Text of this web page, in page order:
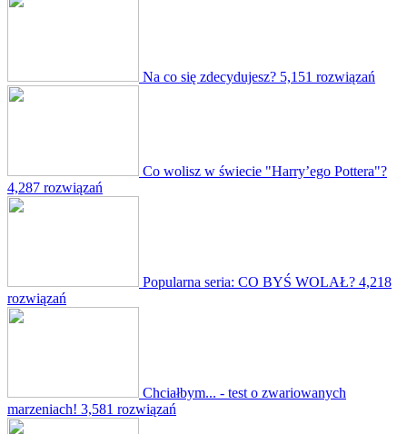
Na co się zdecydujesz? 5,151 rozwiązań
Co wolisz w świecie "Harry’ego Pottera"?
4,287 rozwiązań
Popularna seria: CO BYŚ WOLAŁ? 4,218
rozwiązań
Chciałbym... - test o zwariowanych
marzeniach! 3,581 rozwiązań